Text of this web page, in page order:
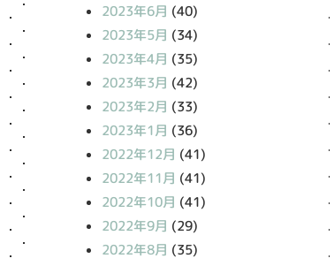
2023年6月 (40)
2023年5月 (34)
2023年4月 (35)
2023年3月 (42)
2023年2月 (33)
2023年1月 (36)
2022年12月 (41)
2022年11月 (41)
2022年10月 (41)
2022年9月 (29)
2022年8月 (35)